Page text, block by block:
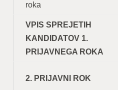
roka
VPIS SPREJETIH
KANDIDATOV 1.
PRIJAVNEGA ROKA
2. PRIJAVNI ROK